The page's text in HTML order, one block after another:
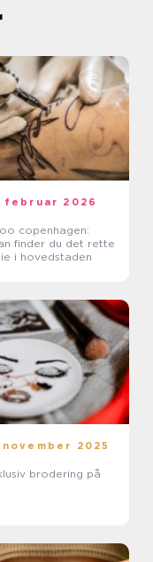
februar 2026
copenhagen:
finder du det rette
i hovedstaden
november 2025
brodering på